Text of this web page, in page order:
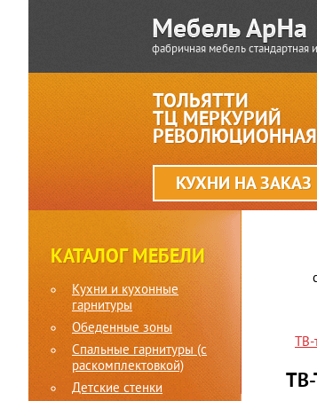
фабричная мебель стандартная
ТОЛЬЯТТИ
ТЦ МЕРКУРИЙ
КУХНИ НА ЗАКАЗ
КАТАЛОГ МЕБЕЛИ
Кухни и кухонные
гарнитуры
Обеденные зоны
Спальные гарнитуры (c
раскомплектовкой)
Детские стенки
ТВ-